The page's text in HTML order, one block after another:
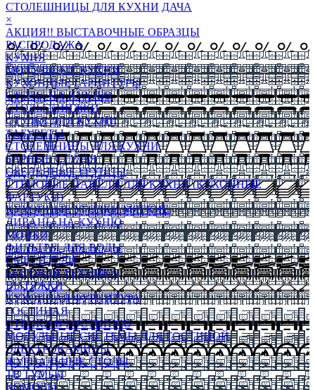
СТОЛЕШНИЦЫ ДЛЯ КУХНИ ДАЧА
×
АКЦИЯ!! ВЫСТАВОЧНЫЕ ОБРАЗЦЫ
РАСПРОДАЖА
КУХНЯ
МОДУЛЬНЫЕ КУХНИ
КУХОННЫЕ ГАРНИТУРЫ
СТОЛЫ НА КУХНЮ
СТОЛЫ КНИЖКИ
СТУЛЬЯ ДЛЯ КУХНИ
ТАБУРЕТЫ
СТОЛЕШНИЦЫ ДЛЯ КУХНИ
БАРНЫЕ СТУЛЬЯ
ОБЕДЕННЫЕ ГРУППЫ
СТЕНОВЫЕ ПАНЕЛИ ДЛЯ КУХНИ (КУХОННЫЕ
ФАРТУКИ)
КУХОННЫЕ УГОЛКИ МЯГКИЕ
ДИВАНЫ НА КУХНЮ
МОЙКИ
ФИЛЬТРЫ ДЛЯ ВОДЫ
СМЕСИТЕЛИ
БЫТОВАЯ ТЕХНИКА
ВЫТЯЖКИ
КУХОННАЯ ФУРНИТУРА
ГОСТИНАЯ
СТЕНКИ В ГОСТИНУЮ
МОДУЛЬНЫЕ СИСТЕМЫ ДЛЯ ГОСТИНОЙ
ЭЛЕКТРОКАМИНЫ
ЖУРНАЛЬНЫЕ СТОЛЫ
ТВ ТУМБЫ
КОМОДЫ